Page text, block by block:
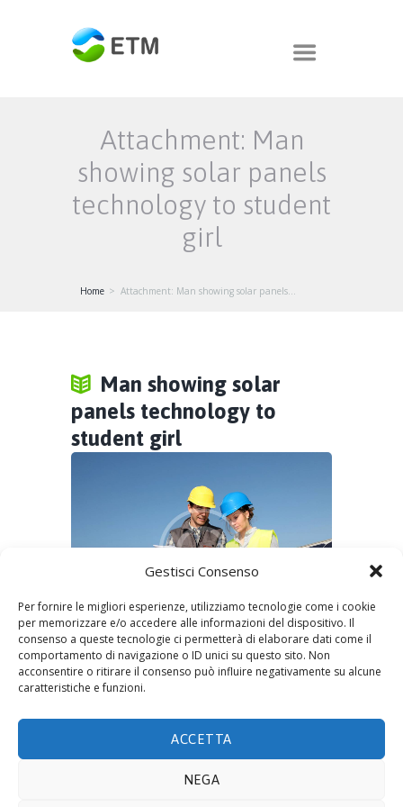
Gestisci Consenso
Per fornire le migliori esperienze, utilizziamo tecnologie come i cookie
per memorizzare e/o accedere alle informazioni del dispositivo. Il
consenso a queste tecnologie ci permetterà di elaborare dati come il
comportamento di navigazione o ID unici su questo sito. Non
acconsentire o ritirare il consenso può influire negativamente su alcune
caratteristiche e funzioni.
ACCETTA
NEGA
Attachment: Man
showing solar panels
technology to student
girl
Home Attachment: Man showing solar panels...
Man showing solar
panels technology to
student girl
by Eco Admin 14 Settembre 2015 0 0